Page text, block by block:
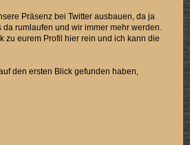
Präsenz bei Twitter ausbauen, da ja
rumlaufen und wir immer mehr werden.
zu eurem Profil hier rein und ich kann die
den ersten Blick gefunden haben,